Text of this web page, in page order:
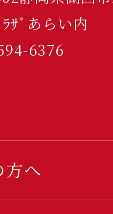
ｻﾞあらい内
6376
へ